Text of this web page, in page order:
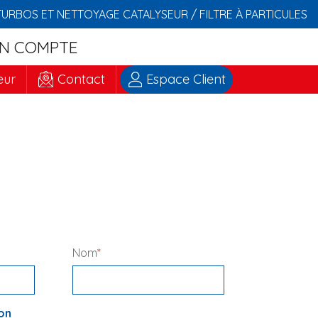
ET NETTOYAGE CATALYSEUR / FILTRE À PARTICULES
COMPTE
Contact Espace Client
Nom*